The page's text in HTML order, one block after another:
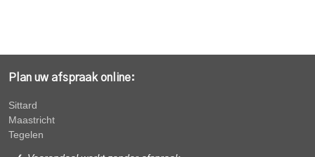
Plan uw afspraak online:
Sittard
Maastricht
Tegelen